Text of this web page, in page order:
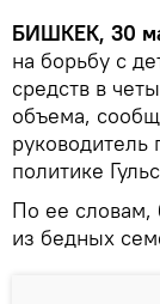
БИШКЕК, 30
на борьбу с
средств в
объема,
политике
По ее словам,
из бедных